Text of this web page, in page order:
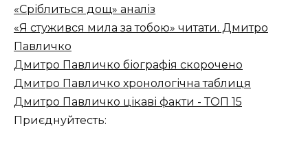
«Сріблиться дощ» аналіз
«Я стужився мила за тобою» читати. Дмитро
Павличко
Дмитро Павличко біографія скорочено
Дмитро Павличко хронологічна таблиця
Дмитро Павличко цікаві факти - ТОП 15
Приєднуйтесть: